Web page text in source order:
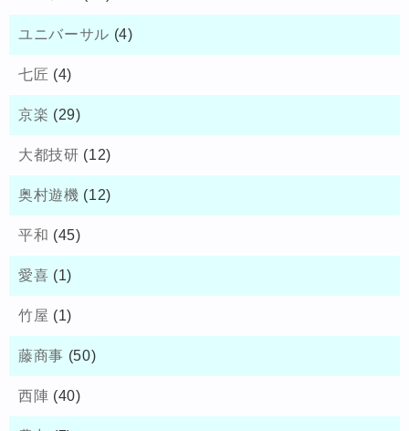
ユニバーサル (4)
七匠 (4)
京楽 (29)
大都技研 (12)
奥村遊機 (12)
平和 (45)
愛喜 (1)
竹屋 (1)
藤商事 (50)
西陣 (40)